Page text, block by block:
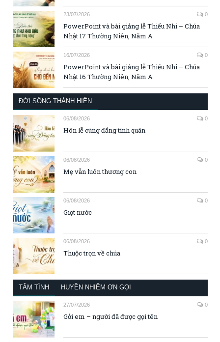
23/07/2026 0
PowerPoint và bài giảng lễ Thiếu Nhi – Chúa
Nhật 17 Thường Niên, Năm A
16/07/2026 0
PowerPoint và bài giảng lễ Thiếu Nhi – Chúa
Nhật 16 Thường Niên, Năm A
ĐỜI SỐNG THÁNH HIẾN
06/08/2026 0
Hôn lễ cùng đấng tình quân
06/08/2026 0
Mẹ vẫn luôn thương con
06/08/2026 0
Giọt nước
06/08/2026 0
Thuộc trọn về chúa
TÂM TÌNH HUYỀN NHIỆM ƠN GỌI
27/07/2026 0
Gởi em – người đã được gọi tên